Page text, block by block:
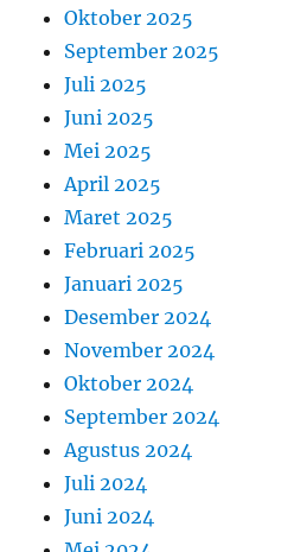
Oktober 2025
September 2025
Juli 2025
Juni 2025
Mei 2025
April 2025
Maret 2025
Februari 2025
Januari 2025
Desember 2024
November 2024
Oktober 2024
September 2024
Agustus 2024
Juli 2024
Juni 2024